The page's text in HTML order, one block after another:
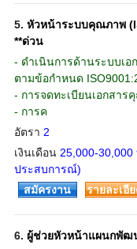
5. หัวหน้าระบบคุณภาพ
**ด่วน
- ดำเนินการด้านระบบเ
ตามข้อกำหนด
- การจดทะเบียนเอกสาร
- การค
อัตรา 2
เงินเดือน 25,000-
ประสบการณ์)
สมัครงาน รายละเอี
6. ผู้ช่วยหัวหน้าแผนกพัฒ